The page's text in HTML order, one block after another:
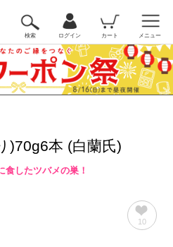
検索 ログイン カート メニュー
)70g6本 (白蘭氏)
したツバメの巣！
10